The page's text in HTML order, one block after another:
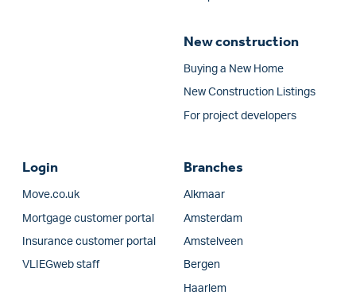
New construction
Buying a New Home
New Construction Listings
For project developers
Login
Move.co.uk
Mortgage customer portal
Insurance customer portal
VLIEGweb staff
Branches
Alkmaar
Amsterdam
Amstelveen
Bergen
Haarlem